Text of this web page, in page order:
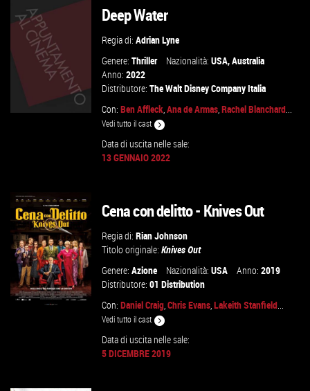
VAI ALLA SCHEDA Deep Water
Regia di:Adrian Lyne
Genere:Thriller Nazionalità:USA,Australia
Anno:2022
Distributore:The Walt Disney Company Italia
Con:Ben Affleck,Ana de Armas,Rachel Blanchard...
Vedi tutto il cast
Data di uscita nelle sale:
13 GENNAIO 2022
Cena con delitto - Knives Out
Regia di:Rian Johnson
Titolo originale:Knives Out
Genere:Azione Nazionalità:USA Anno:2019
Distributore:01 Distribution
Con:Daniel Craig,Chris Evans,Lakeith Stanfield...
Vedi tutto il cast
Data di uscita nelle sale:
5 DICEMBRE 2019